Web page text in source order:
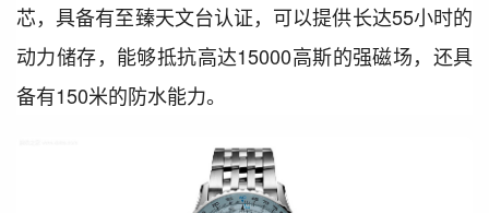
芯，具备有至臻天文台认证，可以提供长达55小时的
动力储存，能够抵抗高达15000高斯的强磁场，还具
备有150米的防水能力。